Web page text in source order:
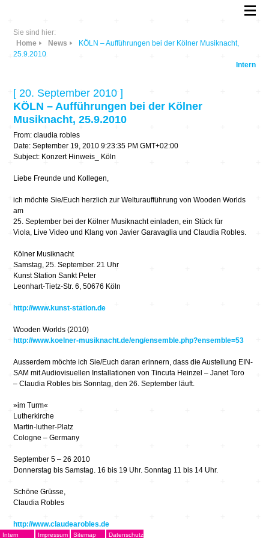
Sie sind hier:
Home
News
KÖLN – Aufführungen bei der Kölner Musiknacht,
25.9.2010
Intern
[ 20. September 2010 ]
KÖLN – Aufführungen bei der Kölner
Musiknacht, 25.9.2010
From: claudia robles
Date: September 19, 2010 9:23:35 PM GMT+02:00
Subject: Konzert Hinweis_ Köln
Liebe Freunde und Kollegen,
ich möchte Sie/Euch herzlich zur Welturaufführung von Wooden Worlds
am
25. September bei der Kölner Musiknacht einladen, ein Stück für
Viola, Live Video und Klang von Javier Garavaglia und Claudia Robles.
Kölner Musiknacht
Samstag, 25. September. 21 Uhr
Kunst Station Sankt Peter
Leonhart-Tietz-Str. 6, 50676 Köln
http://www.kunst-station.de
Wooden Worlds (2010)
http://www.koelner-musiknacht.de/eng/ensemble.php?ensemble=53
Ausserdem möchte ich Sie/Euch daran erinnern, dass die Austellung EIN-
SAM mit Audiovisuellen Installationen von Tincuta Heinzel – Janet Toro
– Claudia Robles bis Sonntag, den 26. September läuft.
»im Turm«
Lutherkirche
Martin-luther-Platz
Cologne – Germany
September 5 – 26 2010
Donnerstag bis Samstag. 16 bis 19 Uhr. Sonntag 11 bis 14 Uhr.
Schöne Grüsse,
Claudia Robles
http://www.claudearobles.de
Intern Impressum Sitemap Datenschutz